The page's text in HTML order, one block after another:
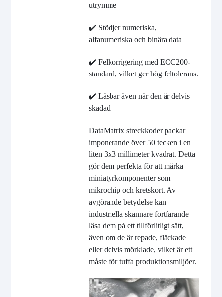
utrymme
✔️ Stödjer numeriska,
alfanumeriska och binära data
✔️ Felkorrigering med ECC200-
standard, vilket ger hög feltolerans.
✔️ Läsbar även när den är delvis
skadad
DataMatrix streckkoder packar
imponerande över 50 tecken i en
liten 3x3 millimeter kvadrat. Detta
gör dem perfekta för att märka
miniatyrkomponenter som
mikrochip och kretskort. Av
avgörande betydelse kan
industriella skannare fortfarande
läsa dem på ett tillförlitligt sätt,
även om de är repade, fläckade
eller delvis mörklade, vilket är ett
måste för tuffa produktionsmiljöer.